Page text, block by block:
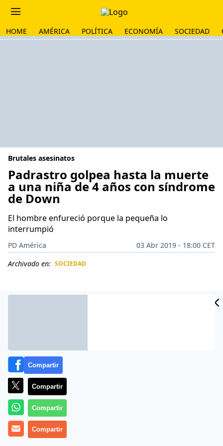
HOME AMÉRICA POLÍTICA ECONOMÍA SOCIEDAD
Brutales asesinatos
Padrastro golpea hasta la muerte
a una niña de 4 años con síndrome
de Down
El hombre enfureció porque la pequeña lo
interrumpió
PD América
03 Abr 2019 - 18:00 CET
Archivado en: SOCIEDAD
Más información
Compartir
Compartir
Compartir
Compartir